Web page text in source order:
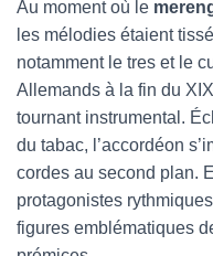
Au moment où le
les mélodies étaient
notamment le tres et le
Allemands à la fin du
tournant instrumental.
du tabac, l’accordéon
cordes au second plan.
protagonistes
figures emblématiques